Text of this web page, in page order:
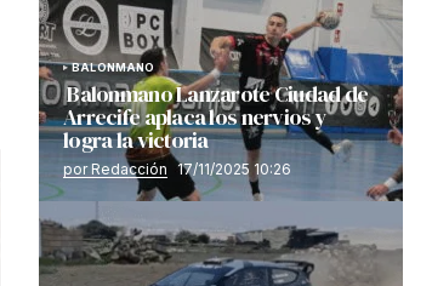
BALONMANO
Balonmano Lanzarote Ciudad de
Arrecife aplaca los nervios y
logra la victoria
por Redacción 17/11/2025 10:26